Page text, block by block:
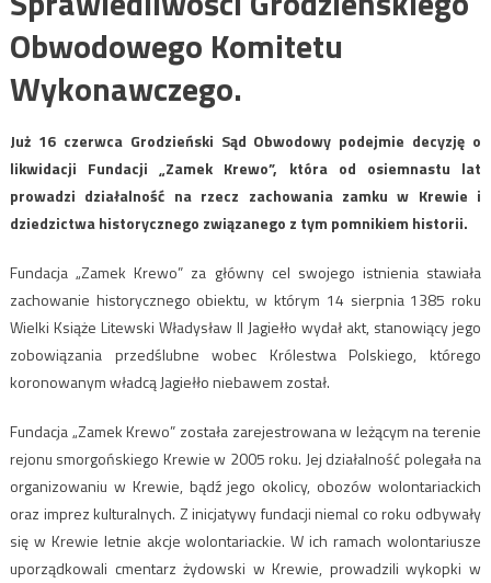
Obwodowego Komitetu
Wykonawczego.
Już 16 czerwca Grodzieński Sąd Obwodowy podejmie decyzję o
likwidacji Fundacji „Zamek Krewo”, która od osiemnastu lat
prowadzi działalność na rzecz zachowania zamku w Krewie i
dziedzictwa historycznego związanego z tym pomnikiem historii.
Fundacja „Zamek Krewo” za główny cel swojego istnienia stawiała
zachowanie historycznego obiektu, w którym 14 sierpnia 1385 roku
Wielki Książe Litewski Władysław II Jagiełło wydał akt, stanowiący jego
zobowiązania przedślubne wobec Królestwa Polskiego, którego
koronowanym władcą Jagiełło niebawem został.
Fundacja „Zamek Krewo” została zarejestrowana w leżącym na terenie
rejonu smorgońskiego Krewie w 2005 roku. Jej działalność polegała na
organizowaniu w Krewie, bądź jego okolicy, obozów wolontariackich
oraz imprez kulturalnych. Z inicjatywy fundacji niemal co roku odbywały
się w Krewie letnie akcje wolontariackie. W ich ramach wolontariusze
uporządkowali cmentarz żydowski w Krewie, prowadzili wykopki w